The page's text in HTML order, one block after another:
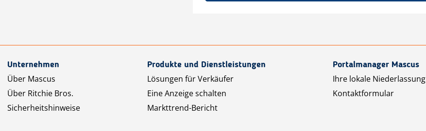
Unternehmen
Über Mascus
Über Ritchie Bros.
Sicherheitshinweise
Produkte und Dienstleistungen
Lösungen für Verkäufer
Eine Anzeige schalten
Markttrend-Bericht
Portalmanager Mascus
Ihre lokale Niederlassung
Kontaktformular